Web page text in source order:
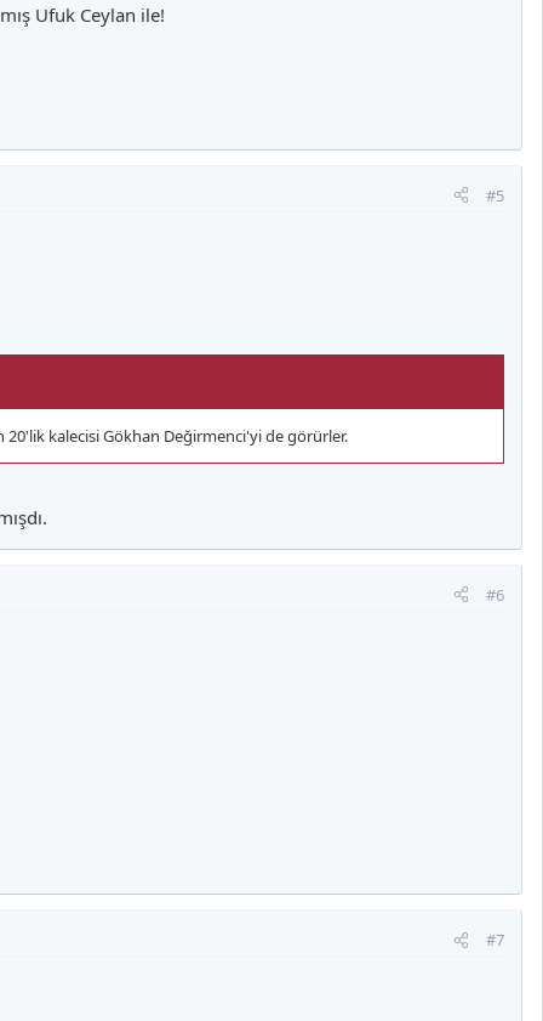
Ufuk Ceylan ile!
#5
kalecisi Gökhan Değirmenci'yi de görürler.
#6
#7